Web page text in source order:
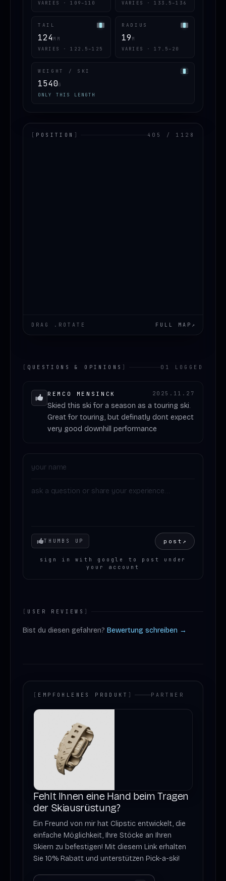
VARIES · 109–110 VARIES · 133.5–136
TAIL
124MM
VARIES · 122.5–125
RADIUS
19 M
VARIES · 17.5–20
WEIGHT / SKI
1540G
ONLY THIS LENGTH
[ POSITION ] 405 / 1128
DRAG .ROTATE FULL MAP ↗
[ QUESTIONS & OPINIONS ] 01 LOGGED
REMCO MENSINCK 2025.11.27
Skied this ski for a season as a touring ski.
Great for touring, but definatly dont expect
very good downhill performance
Your mood
THUMBS UP post ↗
sign in with google to post under
your account
[ USER REVIEWS ]
Bist du diesen gefahren? Bewertung schreiben →
[ EMPFOHLENES PRODUKT ] PARTNER
Fehlt Ihnen eine Hand beim Tragen
der Skiausrüstung?
Ein Freund von mir hat Clipstic entwickelt, die
einfache Möglichkeit, Ihre Stöcke an Ihren
Skiern zu befestigen! Mit diesem Link erhalten
Sie 10% Rabatt und unterstützen Pick-a-ski!